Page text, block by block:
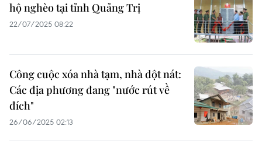
hộ nghèo tại tỉnh Quảng Trị
22/07/2025 08:22
Công cuộc xóa nhà tạm, nhà dột nát:
Các địa phương đang "nước rút về
đích"
26/06/2025 02:13